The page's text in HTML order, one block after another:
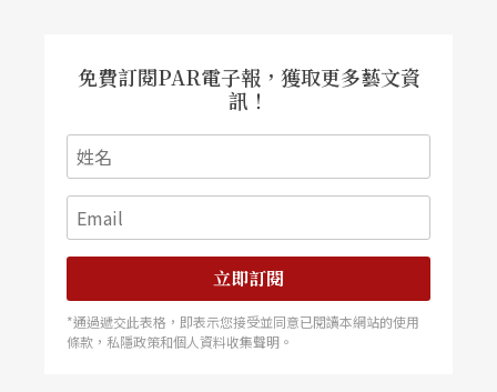
免費訂閱PAR電子報，獲取更多藝文資
訊！
立即訂閱
*通過遞交此表格，即表示您接受並同意已閱讀本網站的使用
條款，私隱政策和個人資料收集聲明。